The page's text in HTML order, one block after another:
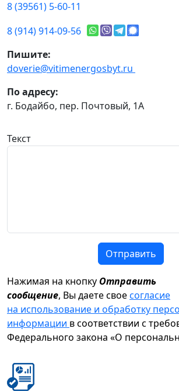
8 (39561) 5-60-11
8 (914) 914-09-56
Пишите:
doverie@vitimenergosbyt.ru
По адресу:
г. Бодайбо, пер. Почтовый, 1А
Текст
Отправить
Нажимая на кнопку Отправить
сообщение, Вы даете своесогласие
на использование и обработку
информации в соответствии с
Федерального закона «О